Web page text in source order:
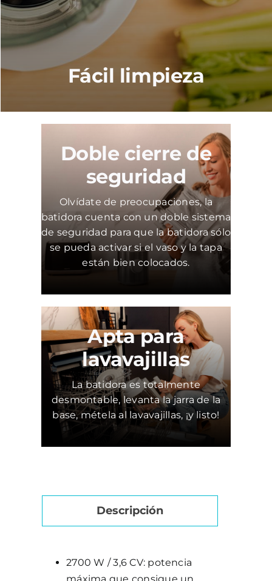
Fácil limpieza
Doble cierre de
seguridad
Olvídate de preocupaciones, la
batidora cuenta con un doble sistema
de seguridad para que la batidora sólo
se pueda activar si el vaso y la tapa
están bien colocados.
Apta para
lavavajillas
La batidora es totalmente
desmontable, levanta la jarra de la
base, métela al lavavajillas, ¡y listo!
Descripción
2700 W / 3,6 CV: potencia